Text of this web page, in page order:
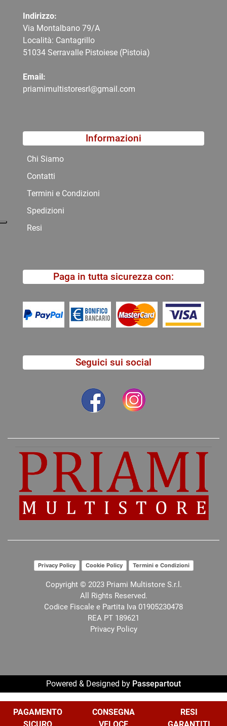
PAGAMENTO
CONSEGNA
RESI
Indirizzo:
Via Montalbano 79/A
Località: Cantagrillo
51034 Serravalle Pistoiese (Pistoia)
Email:
priamimultistoresrl@gmail.com
Informazioni
Chi Siamo
Contatti
Termini e Condizioni
Spedizioni
Resi
Paga in tutta sicurezza con:
Seguici sui social
Privacy Policy Cookie Policy Termini e Condizioni
Copyright © 2023 Priami Multistore S.r.l.
All Rights Reserved.
Codice Fiscale e Partita Iva 01905230478
REA PT 189621
Privacy Policy
Powered & Designed by Passepartout
Informativa sulla raccolta